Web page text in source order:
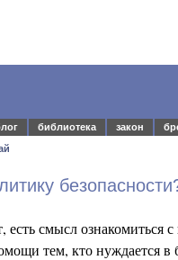
библиотека закон
есть смысл
тем, кто нуждается